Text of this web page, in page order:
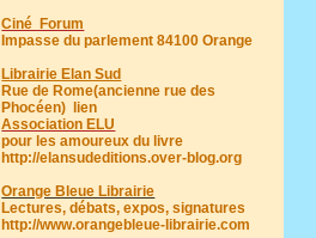
Ciné Forum
Impasse du parlement 84100 Orange
Librairie Elan Sud
Rue de Rome(ancienne rue des
Phocéen)
lien
Association ELU
pour les amoureux du livre
http://elansudeditions.over-blog.org
Orange Bleue Librairie
Lectures, débats, expos, signatures
http://www.orangebleue-librairie.com